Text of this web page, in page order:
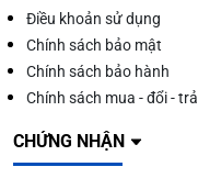
Điều khoản sử dụng
Chính sách bảo mật
Chính sách bảo hành
Chính sách mua - đổi - trả
CHỨNG NHẬN